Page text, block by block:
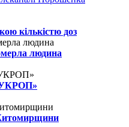
кількістю доз
людина